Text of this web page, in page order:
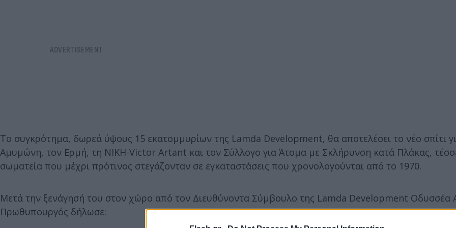
Το συγκρότημα, δωρεά ύψους 15 εκατομμυρίων της Lamda Development, θα αποτελέσει το νέο σπίτι
Αμυμώνη, τον Ερμή, τη ΝΙΚΗ-Victor Artant και τον Σύλλογο για Άτομα με Σκλήρυνση κατά Πλάκας,
σωματεία που μέχρι πρότινος στεγάζονταν σε εγκαταστάσεις που χρονολογούνται από το 1970.
Μετά την ξενάγησή του στον χώρο από τον Διευθύνοντα Σύμβουλο της Lamda Development Οδυσσέα
Πρωθυπουργός δήλωσε: